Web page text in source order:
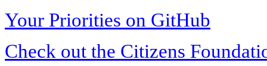
Your Priorities on GitHub
Check out the Citizens